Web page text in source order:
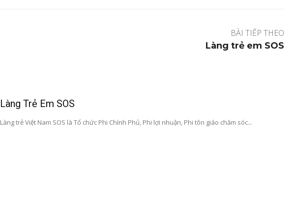
BÀI TIẾP THEO
Làng trẻ em SOS
Làng Trẻ Em SOS
Làng trẻ Việt Nam SOS là Tổ chức Phi Chính Phủ, Phi lợi nhuận, Phi tôn giáo chăm sóc...